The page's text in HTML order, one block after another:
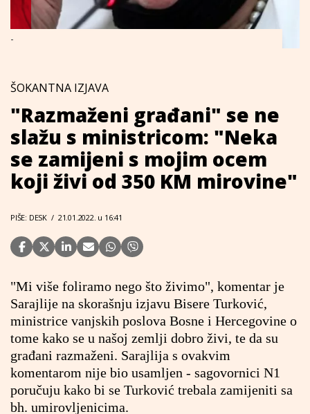
-
ŠOKANTNA IZJAVA
"Razmaženi građani" se ne
slažu s ministricom: "Neka
se zamijeni s mojim ocem
koji živi od 350 KM mirovine"
PIŠE: DESK / 21.01.2022. u 16:41
"Mi više foliramo nego što živimo", komentar je
Sarajlije na skorašnju izjavu Bisere Turković,
ministrice vanjskih poslova Bosne i Hercegovine o
tome kako se u našoj zemlji dobro živi, te da su
građani razmaženi. Sarajlija s ovakvim
komentarom nije bio usamljen - sagovornici N1
poručuju kako bi se Turković trebala zamijeniti sa
bh. umirovljenicima.